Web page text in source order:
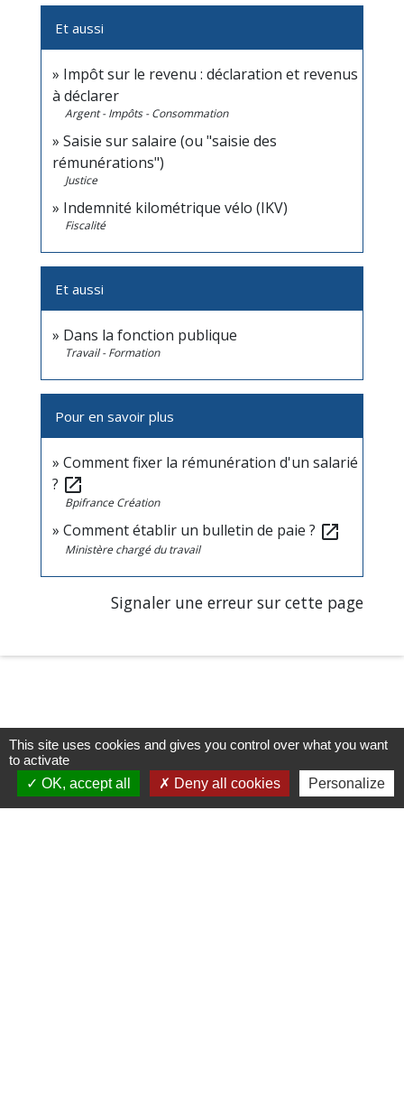
Et aussi
Impôt sur le revenu : déclaration et revenus
à déclarer
Argent - Impôts - Consommation
Saisie sur salaire (ou "saisie des
rémunérations")
Justice
Indemnité kilométrique vélo (IKV)
Fiscalité
Et aussi
Dans la fonction publique
Travail - Formation
Pour en savoir plus
Comment fixer la rémunération d'un salarié
? open_in_new
Bpifrance Création
Comment établir un bulletin de paie ? open_in_new
Ministère chargé du travail
Signaler une erreur sur cette page
Horaires/Contacts
This site uses cookies and gives you control over what you want
to activate
OK, accept all
Deny all cookies Personalize